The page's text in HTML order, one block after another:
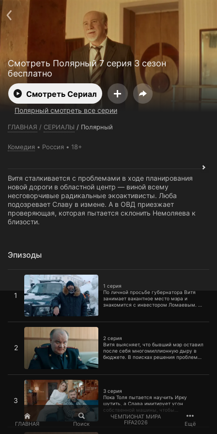
ГЛАВНАЯ Поиск
ЧЕМПИОНАТ МИРА
FIFA2026
Ещё
Смотреть Полярный 7 серия 3 сезон
бесплатно
Смотреть Сериал
Полярный смотреть все серии
ГЛАВНАЯ / СЕРИАЛЫ / Полярный
Комедия Россия 18+
Витя сталкивается с проблемами в ходе планирования
новой дороги в областной центр — виной всему
несговорчивые радикальные экоактивисты. Люба
подозревает Славу в измене. А в ОВД приезжает
проверяющая, которая пытается склонить Немоляева к
близости.
Эпизоды
1
1 серия
По личной просьбе губернатора Витя
занимает вакантное место мэра и
знакомится с инвестором Ломаевым. В
произвести неизгладимое впечатление
1 серия
2
2 серия
Витя выясняет, что бывший мэр оставил
после себя многомиллионную дыру в
бюджете. В поисках решения проблемы
в угоду собственному бизнес-проекту.
намерен бороться за Полярный до
конца.
2 серия
3
3 серия
Пока Толя пытается научить Ирку
шутить, а Слава имитирует угон
собственной машины, чтобы
рассчитаться по кредиту, Витя узнает,
что по документам роскошный дом
Новикова — это несостоявшийся корпус
3 серия
4 серия
Пользовательское соглашение
Политика конфиденциальности
Ввести промокод